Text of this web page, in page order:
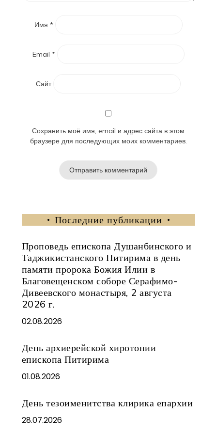
Имя *
Email *
Сайт
Сохранить моё имя, email и адрес сайта в этом
браузере для последующих моих комментариев.
Последние публикации
Проповедь епископа Душанбинского и
Таджикистанского Питирима в день
памяти пророка Божия Илии в
Благовещенском соборе Серафимо-
Дивеевского монастыря, 2 августа
2026 г.
02.08.2026
День архиерейской хиротонии
епископа Питирима
01.08.2026
День тезоименитства клирика епархии
28.07.2026